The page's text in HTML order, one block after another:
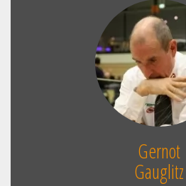
Gernot
Gauglitz